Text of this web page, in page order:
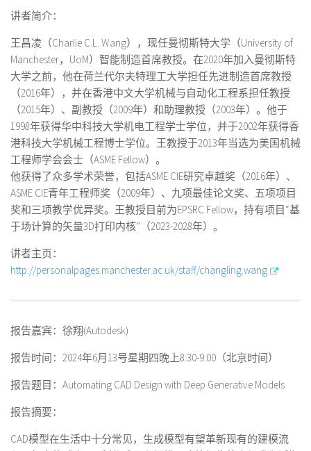
讲者简介：
王昌凌（Charlie C.L. Wang），现任曼彻斯特大学（University of
Manchester，UoM）智能制造首席教授。在2020年加入曼彻斯特
大学之前，他在荷兰代尔夫特理工大学担任先进制造首席教授
（2016年），并在香港中文大学机械与自动化工程系担任教授
（2015年）、副教授（2009年）和助理教授（2003年）。他于
1998年获得华中科技大学机电工程学士学位，并于2002年获得香
港科技大学机械工程博士学位。王教授于2013年当选为美国机械
工程师学会会士（ASME Fellow）。
他获得了众多学术荣誉，包括ASME CIE研究卓越奖（2016年）、
ASME CIE青年工程师奖（2009年）、九项最佳论文奖、五项项目
奖和三项教学优异奖。王教授目前为EPSRC Fellow，持有项目“基
于场计算的矢量3D打印内核”（2023-2028年）。
讲者主页：
http://personalpages.manchester.ac.uk/staff/changling.wang
报告嘉宾：徐翔(Autodesk)
报告时间：2024年6月13号星期四晚上8:30-9:00（北京时间）
报告题目：Automating CAD Design with Deep Generative Models
报告摘要：
CAD模型在生活中十分常见，生成模型有望革新现有的建模流